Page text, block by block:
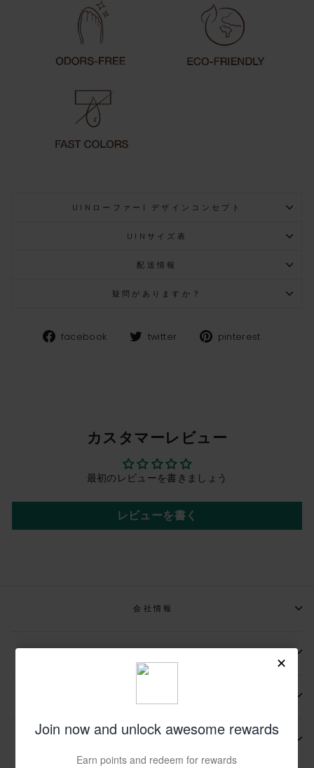
UINローファー| デザインコンセプト
UINサイズ表
配送情報
疑問がありますか？
facebook Facebook
twitter Twitterpinterest
カスタマーレビュー
最初のレビューを書きましょう
レビューを書く
会社情報
📩メールマガジンの登録
その他